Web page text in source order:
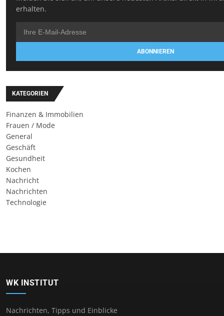
erhalten.
ABONNIEREN
KATEGORIEN
Finanzen & Immobilien
Frauen / Mode
General
Geschäft
Gesundheit
Kochen
Nachricht
Nachrichten
Technologie
WK INSTITUT
Nachrichten, Tipps und Einblicke